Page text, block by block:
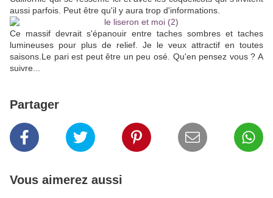
aussi parfois. Peut être qu'il y aura trop d'informations.
Ce massif devrait s'épanouir entre taches sombres et taches
lumineuses pour plus de relief. Je le veux attractif en toutes
saisons.Le pari est peut être un peu osé. Qu'en pensez vous ? A
suivre...
Partager
Vous aimerez aussi